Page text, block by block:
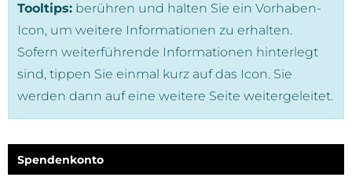
Tooltips: berühren und halten Sie ein Vorhaben-
Icon, um weitere Informationen zu erhalten.
Sofern weiterführende Informationen hinterlegt
sind, tippen Sie einmal kurz auf das Icon. Sie
werden dann auf eine weitere Seite weitergeleitet.
Spendenkonto